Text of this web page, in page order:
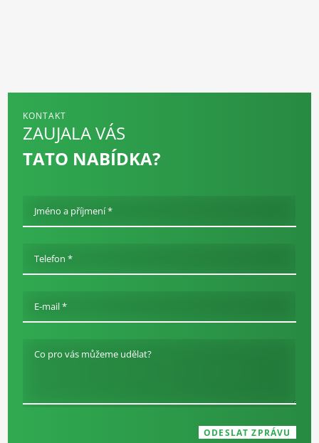
KONTAKT
ZAUJALA VÁS
TATO NABÍDKA?
Jméno a příjmení *
Telefon *
E-mail *
Co pro vás můžeme udělat?